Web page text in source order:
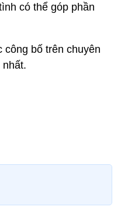
có thể góp phần
bố trên chuyên